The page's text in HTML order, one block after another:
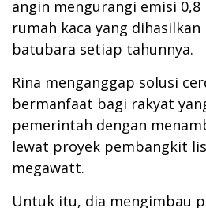
angin mengurangi emisi 0,8
rumah kaca yang dihasilkan
batubara setiap tahunnya.
Rina menganggap solusi
bermanfaat bagi rakyat
pemerintah dengan
lewat proyek pembangkit
megawatt.
Untuk itu, dia mengimbau